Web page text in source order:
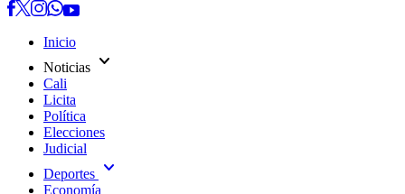
Inicio
Noticias expand_more
Cali
Licita
Política
Elecciones
Judicial
Deportes expand_more
Economía